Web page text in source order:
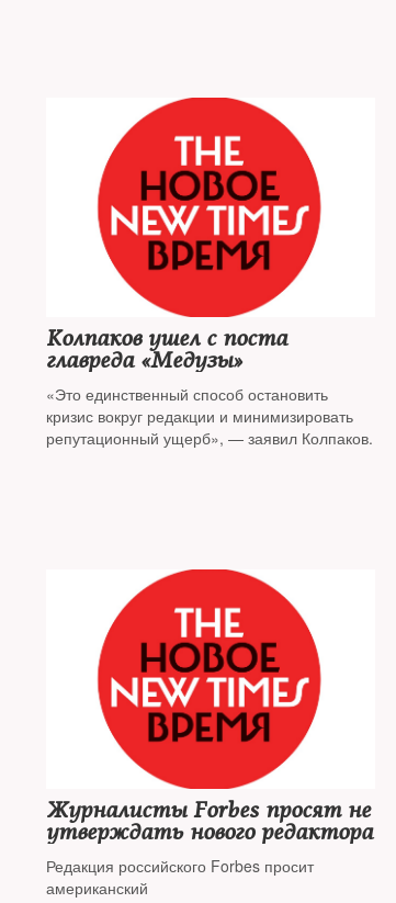
Колпаков ушел с поста
главреда «Медузы»
«Это единственный способ остановить
кризис вокруг редакции и минимизировать
репутационный ущерб», — заявил Колпаков.
Журналисты Forbes просят не
утверждать нового редактора
Редакция российского Forbes просит
американский